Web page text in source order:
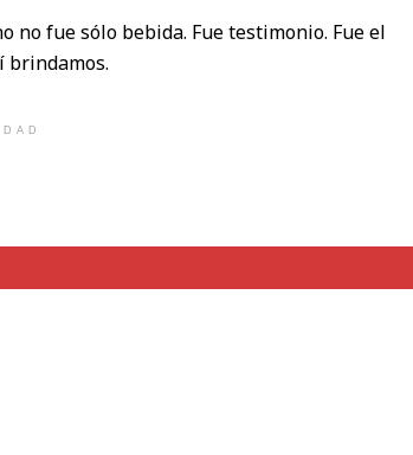
no fue sólo bebida. Fue testimonio. Fue el
brindamos.